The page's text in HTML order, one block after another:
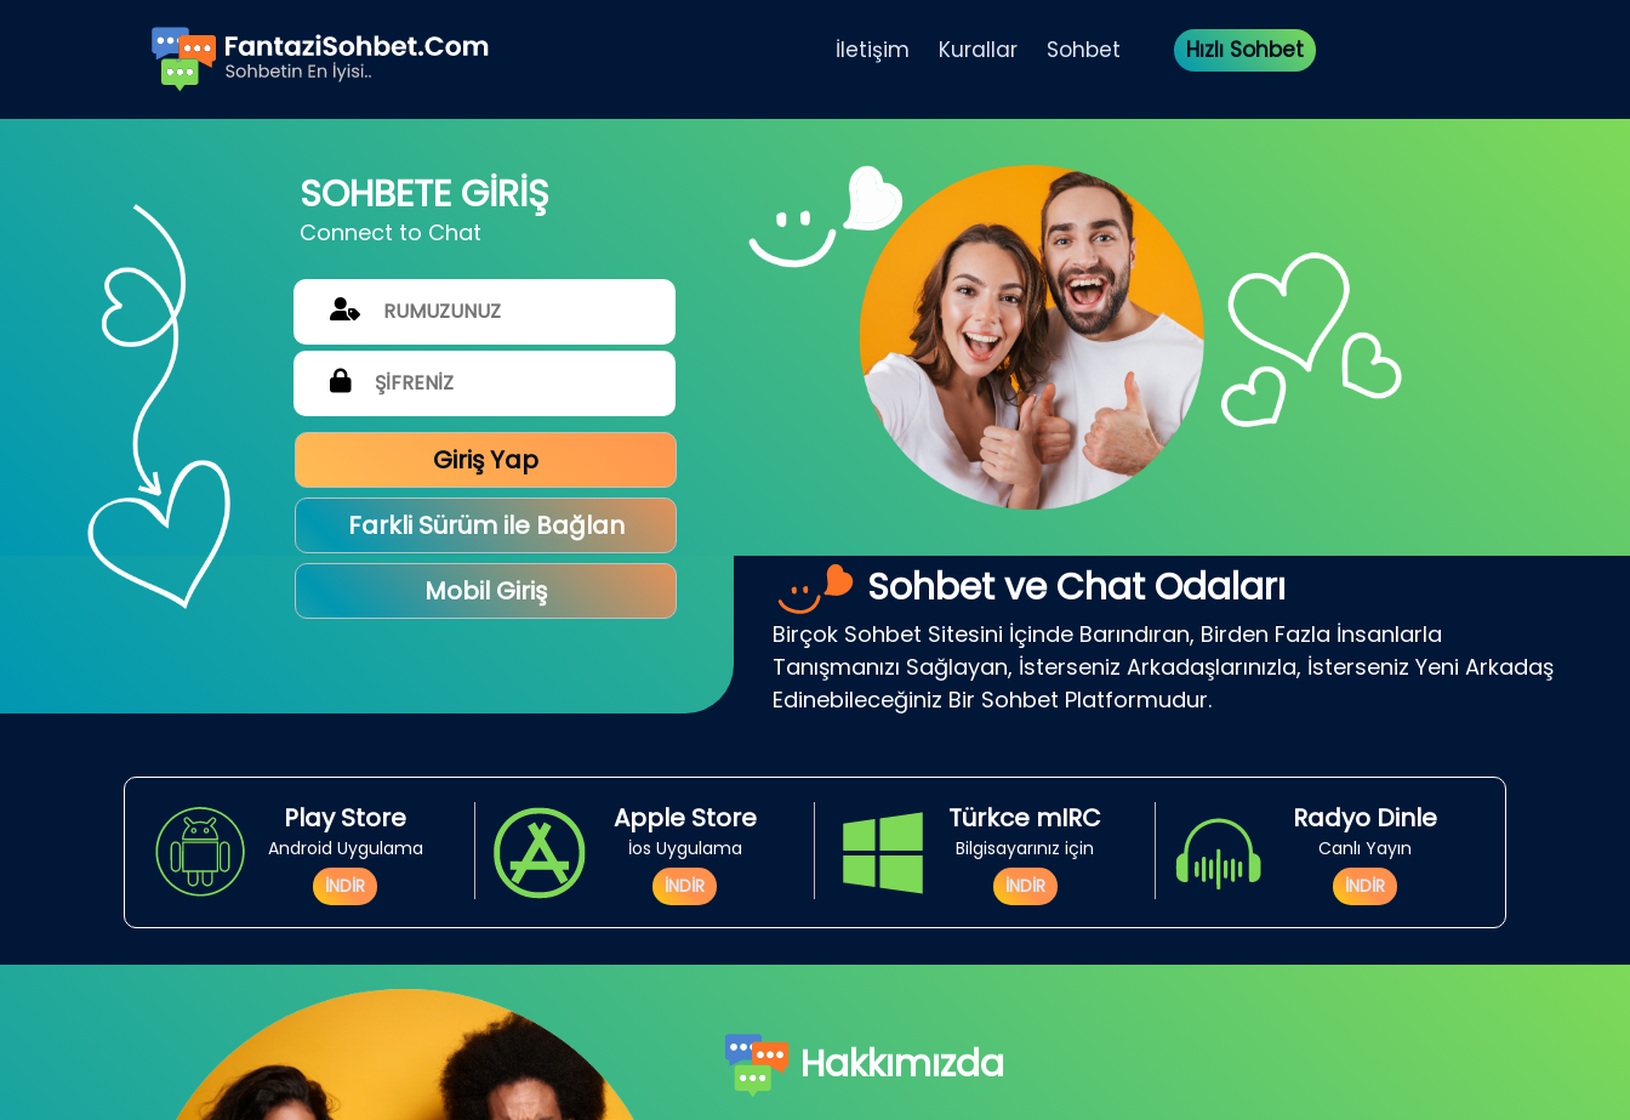
İletişim Kurallar Sohbet Hızlı Sohbet
SOHBETE GİRİŞ
Connect to Chat
Giriş Yap
Farkli Sürüm ile Bağlan
Mobil Giriş
Sohbet ve Chat Odaları
Birçok Sohbet Sitesini İçinde Barındıran, Birden Fazla İnsanlarla
Tanışmanızı Sağlayan, İsterseniz Arkadaşlarınızla, İsterseniz Yeni Arkadaş
Edinebileceğiniz Bir Sohbet Platformudur.
Play Store
Android Uygulama
İNDİR
Apple Store
İos Uygulama
İNDİR
Türkce mIRC
Bilgisayarınız için
İNDİR
Radyo Dinle
Canlı Yayın
İNDİR
Hakkımızda